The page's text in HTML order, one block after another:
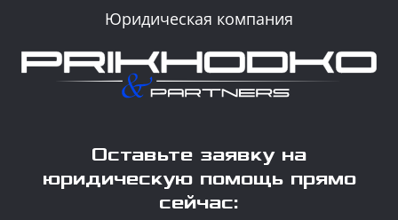
Юридическая компания
Оставьте заявку на
юридическую помощь прямо
сейчас: